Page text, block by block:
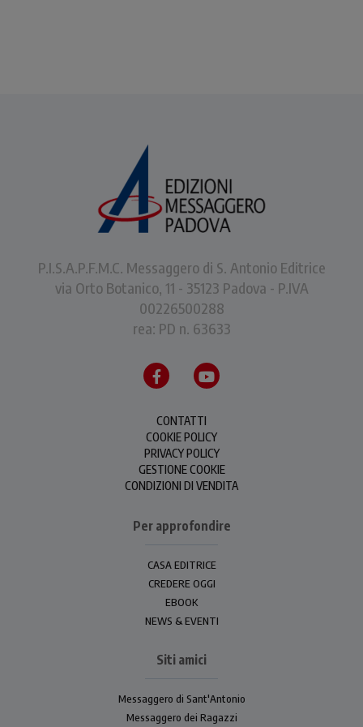
P.I.S.A.P.F.M.C. Messaggero di S. Antonio Editrice
via Orto Botanico, 11 - 35123 Padova - P.IVA
00226500288
rea: PD n. 63633
CONTATTI
COOKIE POLICY
PRIVACY POLICY
GESTIONE COOKIE
CONDIZIONI DI VENDITA
Per approfondire
CASA EDITRICE
CREDERE OGGI
EBOOK
NEWS & EVENTI
Siti amici
Messaggero di Sant'Antonio
Messaggero dei Ragazzi